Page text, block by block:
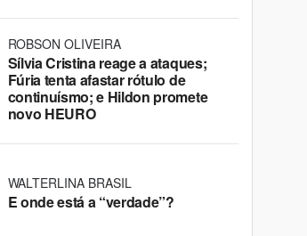
ROBSON OLIVEIRA
Sílvia Cristina reage a ataques;
Fúria tenta afastar rótulo de
continuísmo; e Hildon promete
novo HEURO
WALTERLINA BRASIL
E onde está a “verdade”?